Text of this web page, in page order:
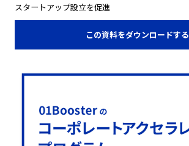
スタートアップ設立を促進
この資料をダウンロードする